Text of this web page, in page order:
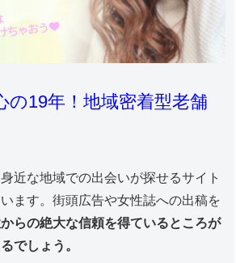
の19年！地域密着型老舗
近な地域での出会いが探せるサイト
ます。街頭広告や女性誌への出稿を
らの絶大な信頼を得ているところが
でしょう。